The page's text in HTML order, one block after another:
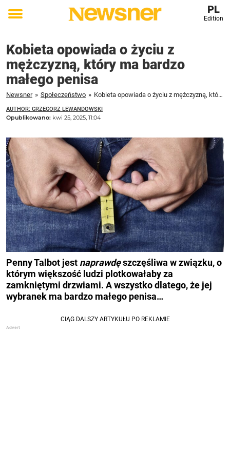
Toggle
PL
Edition
Kobieta opowiada o życiu z
mężczyzną, który ma bardzo
małego penisa
Newsner » Społeczeństwo » Kobieta opowiada o życiu z mężczyzną, który ma bardzo małego penisa
AUTHOR: GRZEGORZ LEWANDOWSKI
Opublikowano: kwi 25, 2025, 11:04
Penny Talbot jest naprawdęszczęśliwa w związku, o
którym większość ludzi plotkowałaby za
zamkniętymi drzwiami. A wszystko dlatego, że jej
wybranek ma bardzo małego penisa…